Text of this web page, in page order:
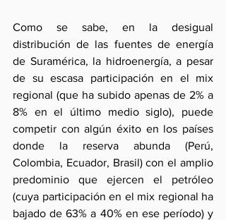
Como se sabe, en la desigual
distribución de las fuentes de energía
de Suramérica, la hidroenergía, a pesar
de su escasa participación en el mix
regional (que ha subido apenas de 2% a
8% en el último medio siglo), puede
competir con algún éxito en los países
donde la reserva abunda (Perú,
Colombia, Ecuador, Brasil) con el amplio
predominio que ejercen el petróleo
(cuya participación en el mix regional ha
bajado de 63% a 40% en ese período) y